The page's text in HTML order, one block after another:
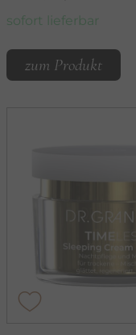
sofort lieferbar
zum Produkt